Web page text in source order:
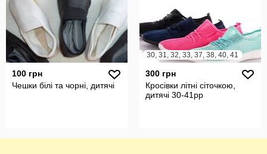
100 грн
Чешки білі та чорні, дитячі
30, 31, 32, 33, 37, 38, 40, 41
300 грн
Кросівки літні сіточкою,
дитячі 30-41рр